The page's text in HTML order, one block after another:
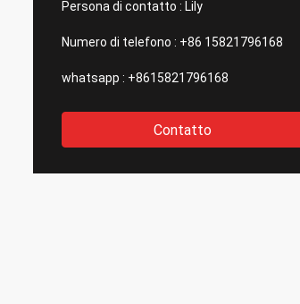
Persona di contatto : Lily
Numero di telefono : +86 15821796168
whatsapp : +8615821796168
Contatto